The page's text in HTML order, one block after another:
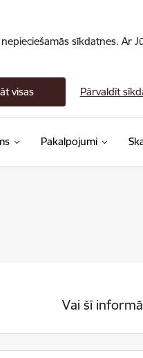
sīkdatnes. Ar
visas Pārvaldīt
Pakalpojumi
Vai šī